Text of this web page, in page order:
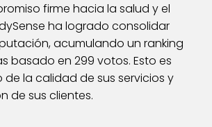
firme hacia la salud y el
ha logrado consolidar
acumulando un ranking
basado en 299 votos. Esto es
de la calidad de sus servicios y
de sus clientes.